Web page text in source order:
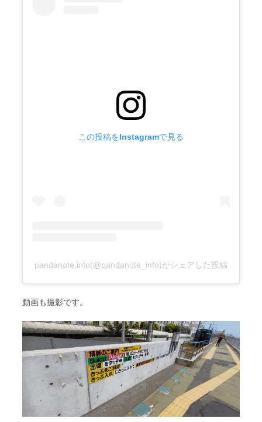
この投稿をInstagramで見る
pandanote.info(@pandanote_info)がシェアした投稿
動画も撮影です。